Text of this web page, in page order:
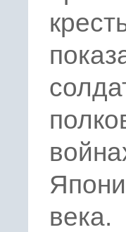
века.